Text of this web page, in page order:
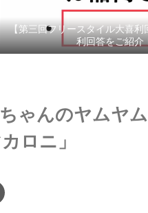
【第三回フリースタイル大喜利
利回答をご紹介
ゃんのヤムヤ
ロニ」